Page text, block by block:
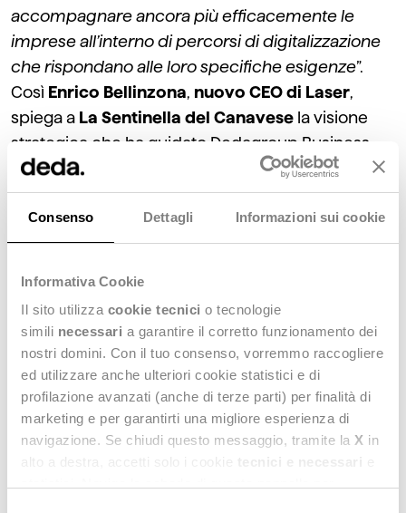
Consenso Dettagli Informazioni sui cookie
Informativa Cookie
Il sito utilizza cookie tecnici o tecnologie
simili necessari a garantire il corretto funzionamento dei
nostri domini. Con il tuo consenso, vorremmo raccogliere
ed utilizzare anche ulteriori cookie statistici e di
profilazione avanzati (anche di terze parti) per finalità di
marketing e per garantirti una migliore esperienza di
navigazione. Se chiudi questo messaggio, tramite la X in
accompagnare ancora più efficacemente le
imprese all’interno di percorsi di digitalizzazione
che rispondano alle loro specifiche esigenze”.
Così Enrico Bellinzona, nuovo CEO di Laser,
spiega a La Sentinella del Canavese la visione
strategica che ha guidato Dedagroup Business
Solutions nell’acquisizione della società
piemontese.
Una scelta fatta in continuità con il percorso di
un’opportunità per generare valore e innovazione,
con impatti positivi sulle comunità e i clienti.
Una missione condivisa con le società che fanno
parte di Deda. Paolo Conta,Presidente del
Consiglio di Amministrazione di Laser,